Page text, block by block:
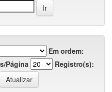
Em ordem:
Página
Registro(s):